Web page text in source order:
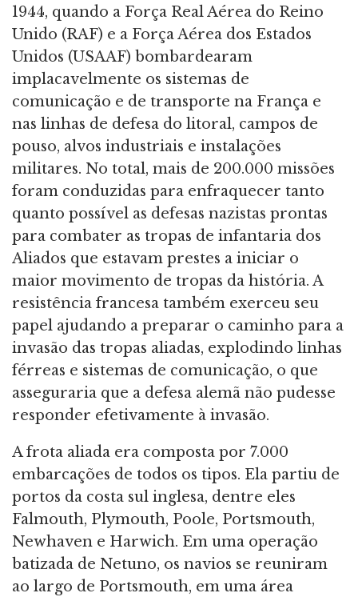
1944, quando a Força Real Aérea do Reino
Unido (RAF) e a Força Aérea dos Estados
Unidos (USAAF) bombardearam
implacavelmente os sistemas de
comunicação e de transporte na França e
nas linhas de defesa do litoral, campos de
pouso, alvos industriais e instalações
militares. No total, mais de 200.000 missões
foram conduzidas para enfraquecer tanto
quanto possível as defesas nazistas prontas
para combater as tropas de infantaria dos
Aliados que estavam prestes a iniciar o
maior movimento de tropas da história. A
resistência francesa também exerceu seu
papel ajudando a preparar o caminho para a
invasão das tropas aliadas, explodindo linhas
férreas e sistemas de comunicação, o que
asseguraria que a defesa alemã não pudesse
responder efetivamente à invasão.
A frota aliada era composta por 7.000
embarcações de todos os tipos. Ela partiu de
portos da costa sul inglesa, dentre eles
Falmouth, Plymouth, Poole, Portsmouth,
Newhaven e Harwich. Em uma operação
batizada de Netuno, os navios se reuniram
ao largo de Portsmouth, em uma área